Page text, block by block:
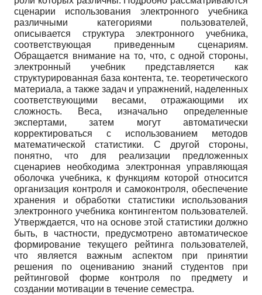
сценарии использования электронного учебника
различными категориями пользователей,
описывается структура электронного учебника,
соответствующая приведенным сценариям.
Обращается внимание на то, что, с одной стороны,
электронный учебник представляется как
структурированная база контента, т.е. теоретического
материала, а также задач и упражнений, наделенных
соответствующими весами, отражающими их
сложность. Веса, изначально определенные
экспертами, затем могут автоматически
корректироваться с использованием методов
математической статистики. С другой стороны,
понятно, что для реализации предложенных
сценариев необходима электронная управляющая
оболочка учебника, к функциям которой относится
организация контроля и самоконтроля, обеспечение
хранения и обработки статистики использования
электронного учебника контингентом пользователей.
Утверждается, что на основе этой статистики должно
быть, в частности, предусмотрено автоматическое
формирование текущего рейтинга пользователей,
что является важным аспектом при принятии
решения по оцениванию знаний студентов при
рейтинговой форме контроля по предмету и
создании мотивации в течение семестра.